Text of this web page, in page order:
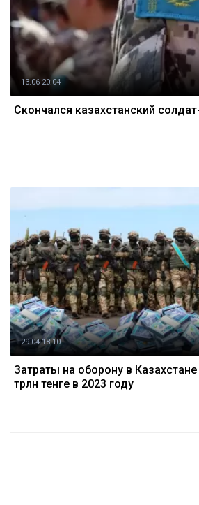
13.06 20:04
Скончался казахстанский
29.04 18:10
Затраты на оборону в
трлн тенге в 2023 году